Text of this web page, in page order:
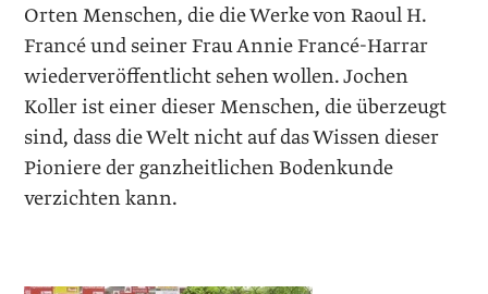
Orten Menschen, ­die die Werke von Raoul H.
Francé und seiner Frau Annie Francé-Harrar
wiederveröffentlicht sehen wollen. ­Jochen
Koller ist einer dieser Menschen, die überzeugt
sind, dass die Welt nicht auf das Wissen dieser
Pioniere der ganzheitlichen Bodenkunde
verzichten kann.